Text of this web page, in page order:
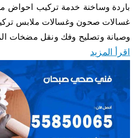
باردة وساخنة خدمة تركيب احواض
غسالات صحون وغسالات ملابس
وصيانة وتصليح وفك ونقل مضخات
اقرأ المزيد